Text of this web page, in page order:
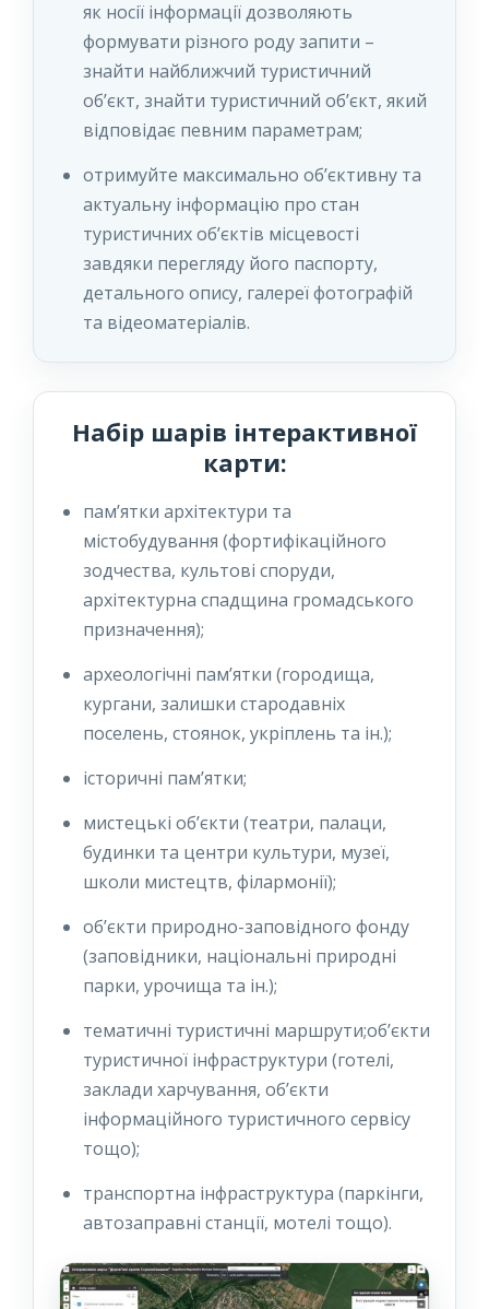
як носії інформації дозволяють
формувати різного роду запити –
знайти найближчий туристичний
об’єкт, знайти туристичний об’єкт, який
відповідає певним параметрам;
отримуйте максимально об’єктивну та
актуальну інформацію про стан
туристичних об’єктів місцевості
завдяки перегляду його паспорту,
детального опису, галереї фотографій
та відеоматеріалів.
Набір шарів інтерактивної
карти:
пам’ятки архітектури та
містобудування (фортифікаційного
зодчества, культові споруди,
архітектурна спадщина громадського
призначення);
археологічні пам’ятки (городища,
кургани, залишки стародавніх
поселень, стоянок, укріплень та ін.);
історичні пам’ятки;
мистецькі об’єкти (театри, палаци,
будинки та центри культури, музеї,
школи мистецтв, філармонії);
об’єкти природно-заповідного фонду
(заповідники, національні природні
парки, урочища та ін.);
тематичні туристичні маршрути;об’єкти
туристичної інфраструктури (готелі,
заклади харчування, об’єкти
інформаційного туристичного сервісу
тощо);
транспортна інфраструктура (паркінги,
автозаправні станції, мотелі тощо).